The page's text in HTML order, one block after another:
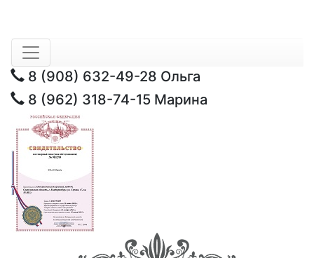
8 (908) 632-49-28 Ольга
8 (962) 318-74-15 Марина